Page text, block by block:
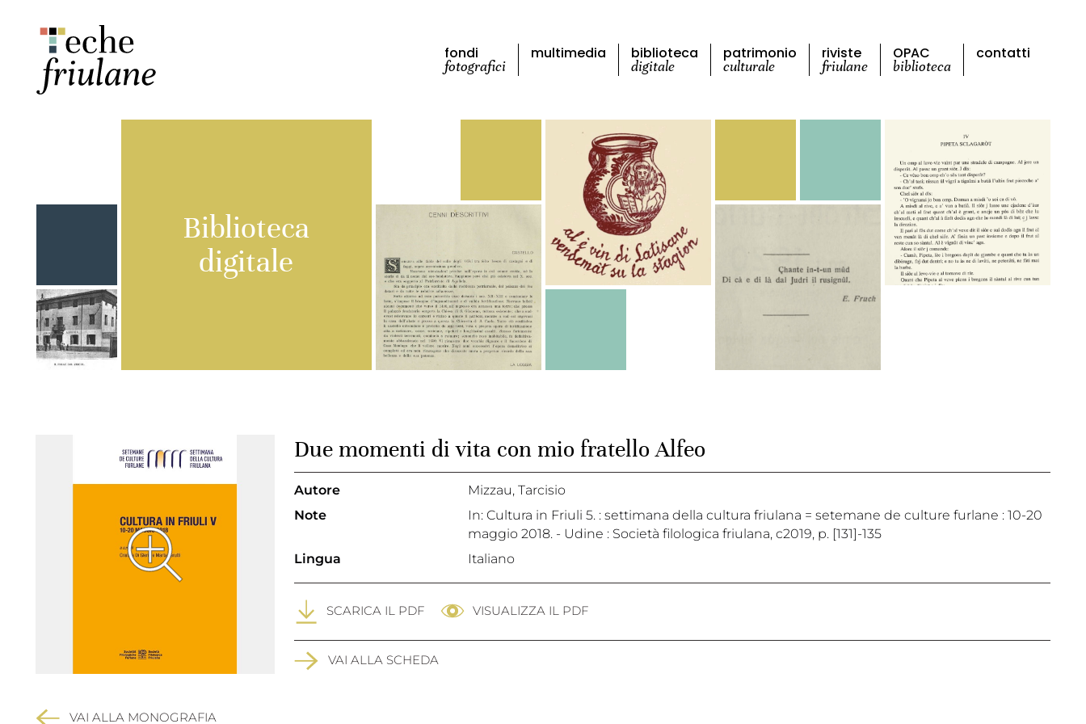
fondi
fotografici
multimedia biblioteca
digitale
patrimonio
culturale
riviste
friulane
OPAC
biblioteca
contatti
Biblioteca
digitale
VAI ALLA MONOGRAFIA
Due momenti di vita con mio fratello Alfeo
Autore
Mizzau, Tarcisio
Note
In: Cultura in Friuli 5. : settimana della cultura friulana = setemane de culture furlane : 10-20
maggio 2018. - Udine : Società filologica friulana, c2019, p. [131]-135
Lingua
Italiano
SCARICA IL PDF VISUALIZZA IL PDF
VAI ALLA SCHEDA